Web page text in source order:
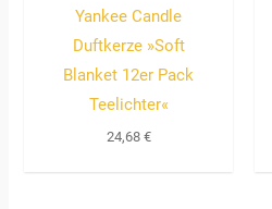
Yankee Candle
Duftkerze »Soft
Blanket 12er Pack
Teelichter«
24,68 €